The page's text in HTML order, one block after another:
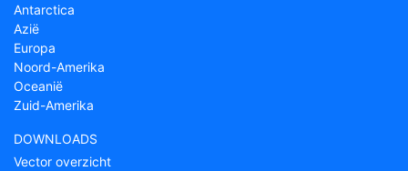
Antarctica
Azië
Europa
Noord-Amerika
Oceanië
Zuid-Amerika
DOWNLOADS
Vector overzicht